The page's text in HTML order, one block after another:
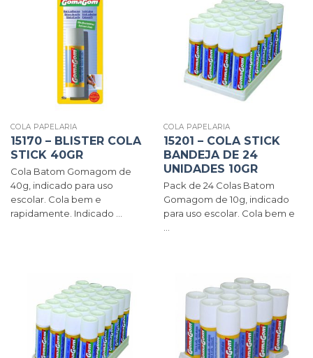
COLA PAPELARIA
15170 – BLISTER COLA
STICK 40GR
Cola Batom Gomagom de
40g, indicado para uso
escolar. Cola bem e
rapidamente. Indicado ...
COLA PAPELARIA
15201 – COLA STICK
BANDEJA DE 24
UNIDADES 10GR
Pack de 24 Colas Batom
Gomagom de 10g, indicado
para uso escolar. Cola bem e